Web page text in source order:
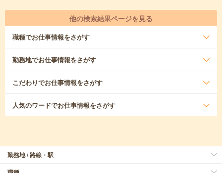
他の検索結果ページを見る
職種でお仕事情報をさがす
勤務地でお仕事情報をさがす
こだわりでお仕事情報をさがす
人気のワードでお仕事情報をさがす
勤務地 / 路線・駅